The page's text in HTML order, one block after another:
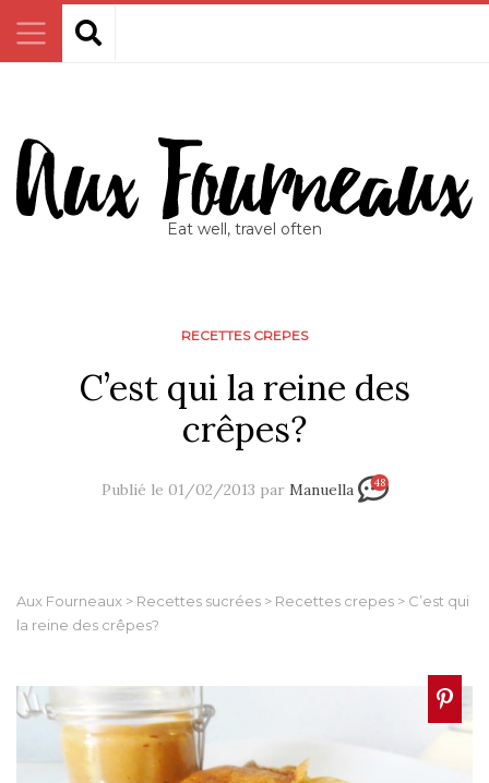
Eat well, travel often
RECETTES CREPES
C’est qui la reine des
crêpes?
Publié le 01/02/2013 par Manuella 48
Aux Fourneaux > Recettes sucrées > Recettes crepes > C’est qui
la reine des crêpes?